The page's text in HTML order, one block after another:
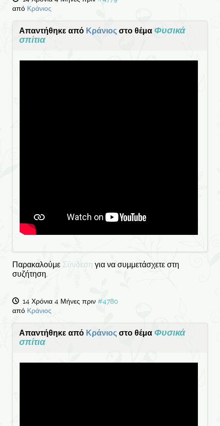
από Κράνιος
Απαντήθηκε από Κράνιος στο θέμα Φυσικά
σπίτια
Παρακαλούμε Σύνδεση για να συμμετάσχετε στη
συζήτηση.
14 Χρόνια 4 Μήνες πριν #4780
από Κράνιος
Απαντήθηκε από Κράνιος στο θέμα Φυσικά
σπίτια